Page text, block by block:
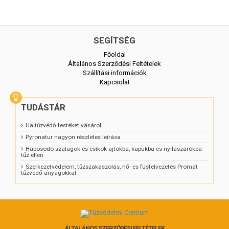
SEGÍTSÉG
Főoldal
Általános Szerződési Feltételek
Szállítási információk
Kapcsolat
TUDÁSTÁR
Ha tűzvédő festéket vásárol:
Pyronatur nagyon részletes leírása
Habosodó szalagok és csíkok ajtókba, kapukba és nyilászárókba
tűz ellen
Szerkezetvédelem, tűzszakaszolás, hő- es füstelvezetés Promat
tűzvédő anyagokkal.